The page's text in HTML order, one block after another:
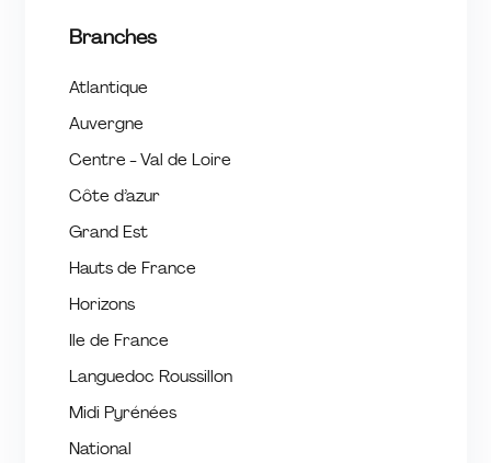
Branches
Atlantique
Auvergne
Centre - Val de Loire
Côte d’azur
Grand Est
Hauts de France
Horizons
Ile de France
Languedoc Roussillon
Midi Pyrénées
National